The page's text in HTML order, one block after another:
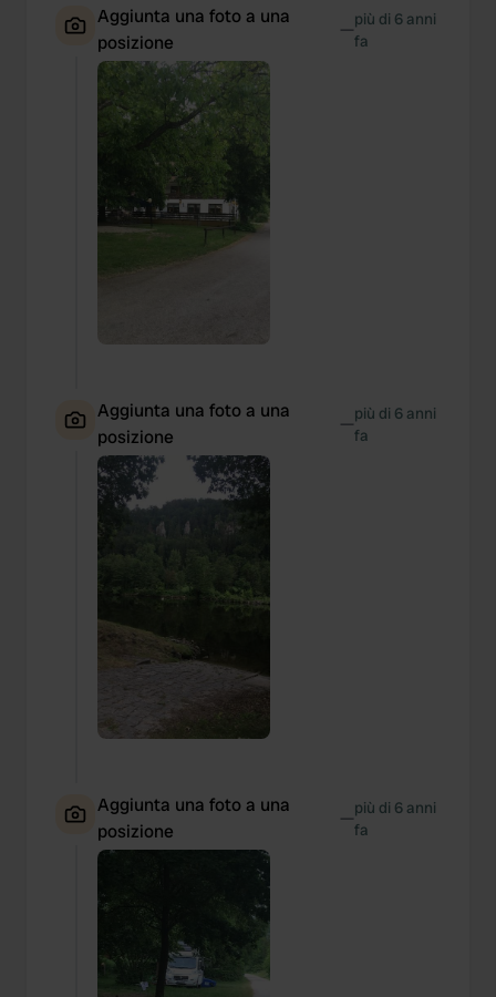
Aggiunta una foto a una
posizione
—più di 6 anni
fa
Aggiunta una foto a una
posizione
—più di 6 anni
fa
Aggiunta una foto a una
posizione
—più di 6 anni
fa